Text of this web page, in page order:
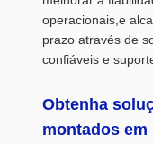
operacionais,e
prazo através de
confiáveis e
Obtenha
montados